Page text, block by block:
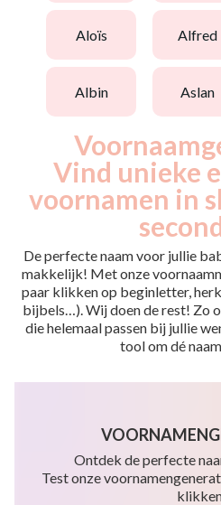
aloïs alfred
albin aslan
Vind unieke
voornamen in
De perfecte naam voor jullie
makkelijk! Met onze
paar klikken op beginletter,
bijbels…). Wij doen de rest! Zo
die helemaal passen bij jullie
tool om dé
Ontdek de perfecte
Test onze